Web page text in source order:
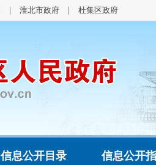
淮北市政府 杜集区政府
信息公开目录 信息公开